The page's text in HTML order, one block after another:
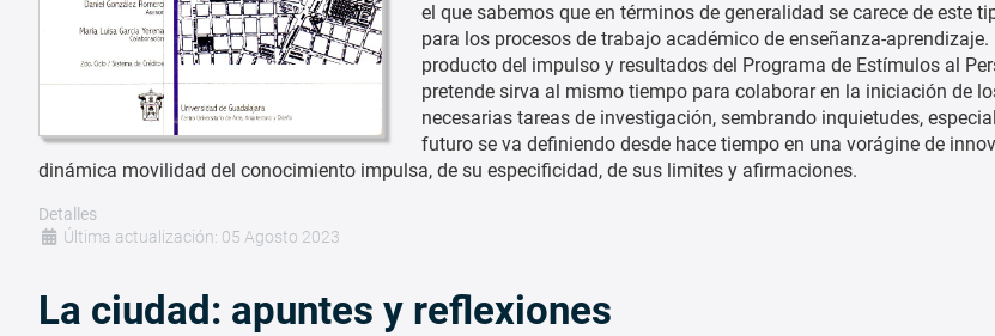
el que sabemos que en términos de generalidad se carece de este
para los procesos de trabajo académico de enseñanza-
producto del impulso y resultados del Programa de Estímulos al
pretende sirva al mismo tiempo para colaborar en la iniciación de
necesarias tareas de investigación, sembrando inquietudes,
futuro se va definiendo desde hace tiempo en una vorágine de
dinámica movilidad del conocimiento impulsa, de su especificidad, de sus limites y afirmaciones.
Detalles
Última actualización: 05 Agosto 2023
La ciudad: apuntes y reflexiones